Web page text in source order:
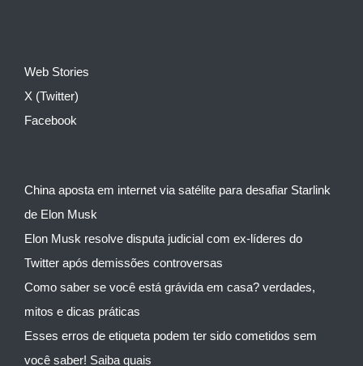
Web Stories
X (Twitter)
Facebook
China aposta em internet via satélite para desafiar Starlink
de Elon Musk
Elon Musk resolve disputa judicial com ex-líderes do
Twitter após demissões controversas
Como saber se você está grávida em casa? verdades,
mitos e dicas práticas
Esses erros de etiqueta podem ter sido cometidos sem
você saber! Saiba quais